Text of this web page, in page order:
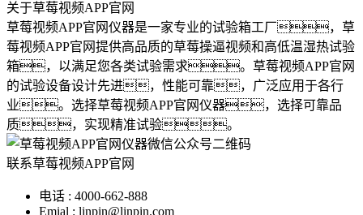
关于草莓视频APP官网
草莓视频APP官网仪器是一家专业的试验箱工厂，草
莓视频APP官网提供高品质的草莓操逼视频和高低温湿热试验
箱，以满足您各类试验需求。草莓视频APP官网
的试验设备设计先进，性能可靠，广泛应用于各行
业。选择草莓视频APP官网仪器，选择可靠品
质，实现精准试验。
联系草莓视频APP官网
电话 : 4000-662-888
Emial : linpin@linpin.com